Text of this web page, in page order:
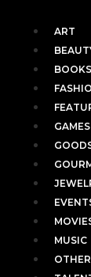
ART
BOOKS
GAMES
MUSIC